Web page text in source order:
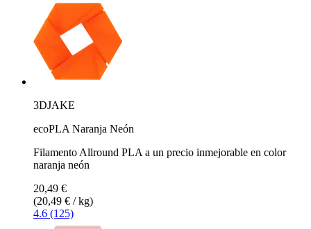
3DJAKE
ecoPLA Naranja Neón
Filamento Allround PLA a un precio inmejorable en color
naranja neón
20,49 €
(20,49 € / kg)
4.6 (125)